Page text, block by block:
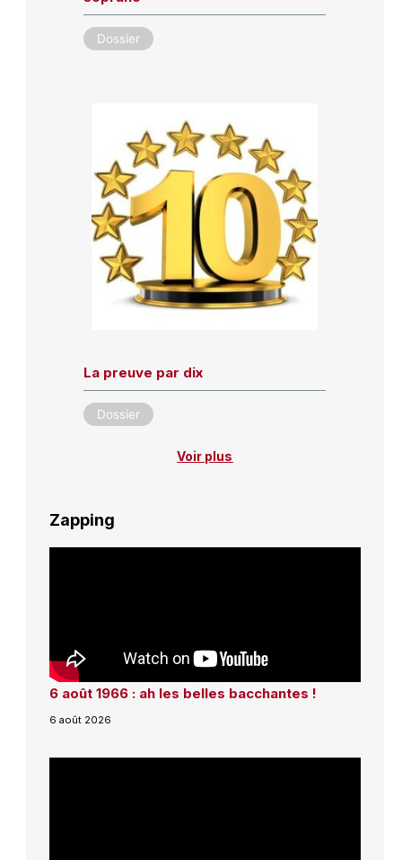
Dossier
La preuve par dix
Dossier
Voir plus
Zapping
6 août 1966 : ah les belles bacchantes !
6 août 2026